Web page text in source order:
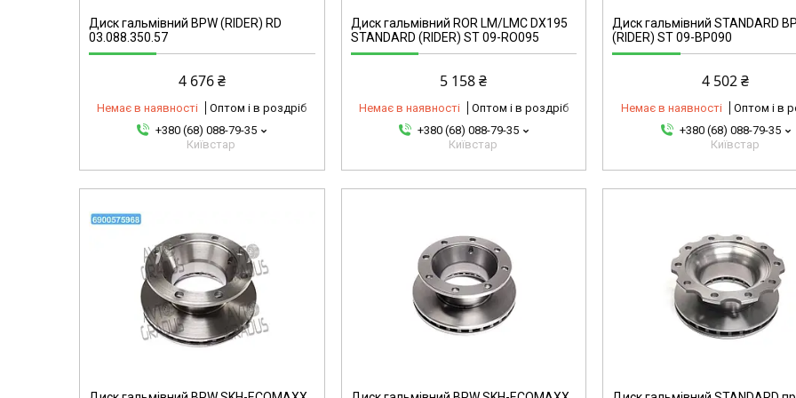
Диск гальмівний BPW (RIDER) RD
03.088.350.57
4 676 ₴
Немає в наявності
Оптом і в роздріб
+380 (68) 088-79-35
Київстар
Диск гальмівний ROR LM/LMC DX195
STANDARD (RIDER) ST 09-RO095
5 158 ₴
Немає в наявності
Оптом і в роздріб
+380 (68) 088-79-35
Київстар
Диск гальмівний STANDARD
(RIDER) ST 09-BP090
4 502 ₴
Немає в наявності
Оптом і в
+380 (68) 088-79-35
Київстар
4435880755-omg